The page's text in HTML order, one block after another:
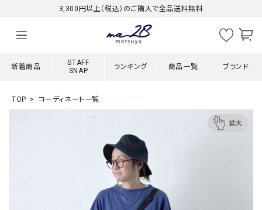
3,300円以上（税込）のご購入で全品送料無料
新着商品
STAFF
SNAP
ランキング 商品一覧 ブランド
TOP コーディネート一覧